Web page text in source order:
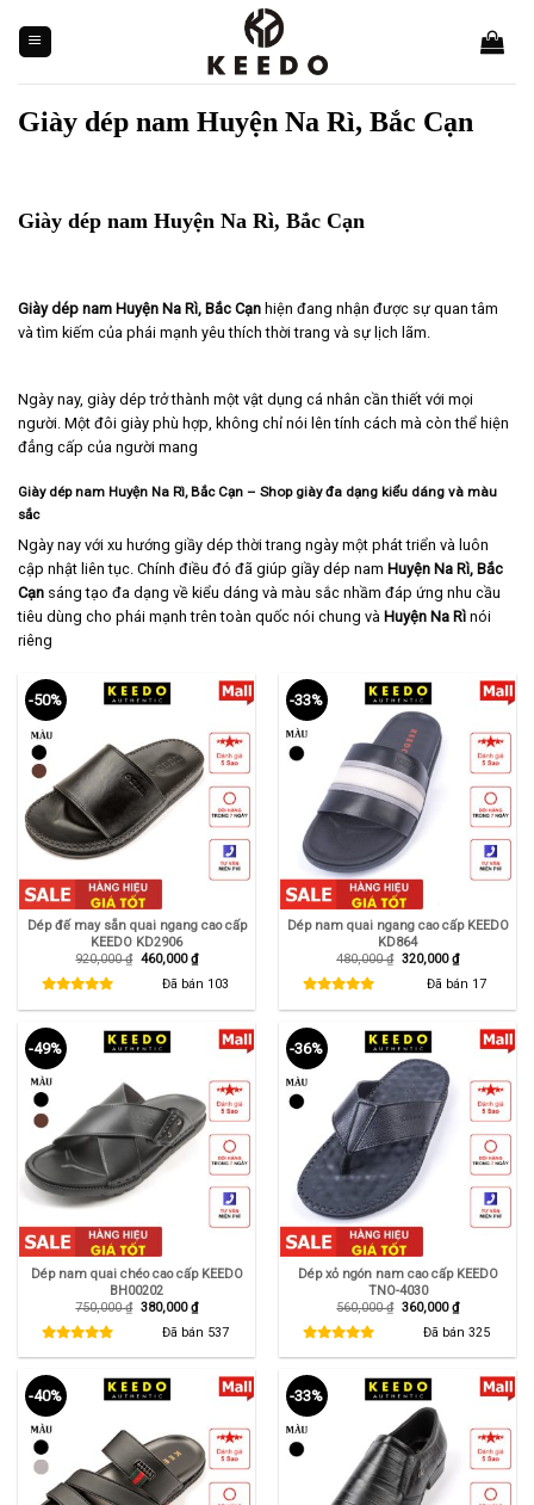
content
Giày dép nam Huyện Na Rì, Bắc Cạn
Giày dép nam Huyện Na Rì, Bắc Cạn
Giày dép nam Huyện Na Rì, Bắc Cạn hiện đang nhận được sự quan tâm
và tìm kiếm của phái mạnh yêu thích thời trang và sự lịch lãm.
Ngày nay, giày dép trở thành một vật dụng cá nhân cần thiết với mọi
người. Một đôi giày phù hợp, không chỉ nói lên tính cách mà còn thể hiện
đẳng cấp của người mang
Giày dép nam Huyện Na Rì, Bắc Cạn – Shop giày đa dạng kiểu dáng và màu
sắc
Ngày nay với xu hướng giầy dép thời trang ngày một phát triển và luôn
cập nhật liên tục. Chính điều đó đã giúp giầy dép nam Huyện Na Rì, Bắc
Cạn sáng tạo đa dạng về kiểu dáng và màu sắc nhầm đáp ứng nhu cầu
tiêu dùng cho phái mạnh trên toàn quốc nói chung và Huyện Na Rì nói
riêng
-50%
Dép đế may sẵn quai ngang cao cấp
KEEDO KD2906
920,000₫ Giá
460,000₫Giá
hiện
tại
Đã bán 103
-33%
Dép nam quai ngang cao cấp KEEDO
KD864
480,000₫ Giá
320,000₫Giá
hiện
tại
Đã bán 17
-49%
Dép nam quai chéo cao cấp KEEDO
BH00202
750,000₫ Giá
750,000 ₫.
380,000₫Giá
hiện
tại
là:
380,000 ₫.
Đã bán 537
-36%
Dép xỏ ngón nam cao cấp KEEDO
TNO-4030
560,000₫ Giá
560,000 ₫.
360,000₫Giá
hiện
tại
là:
360,000 ₫.
Đã bán 325
-40% -33%